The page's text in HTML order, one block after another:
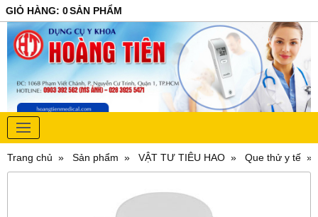
GIỎ HÀNG: 0SẢN PHẨM
Trang chủ Sản phẩm VẬT TƯ TIÊU HAO Que thử y tế